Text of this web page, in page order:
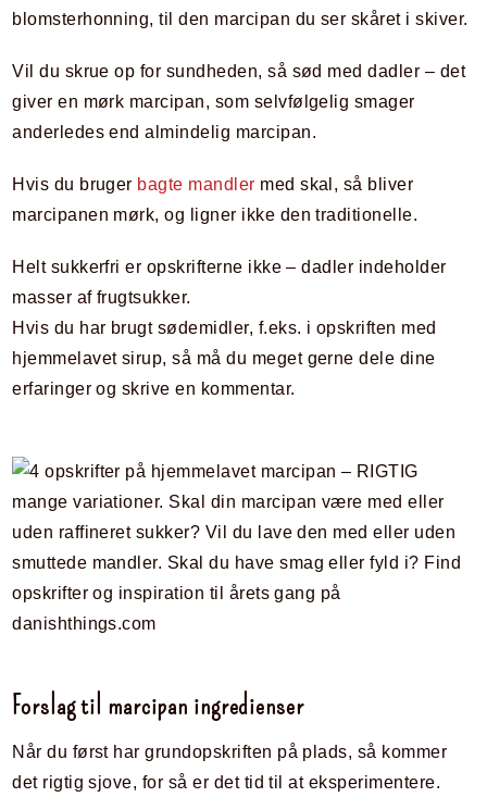
blomsterhonning, til den marcipan du ser skåret i skiver.
Vil du skrue op for sundheden, så sød med dadler – det
giver en mørk marcipan, som selvfølgelig smager
anderledes end almindelig marcipan.
Hvis du bruger bagte mandler med skal, så bliver
marcipanen mørk, og ligner ikke den traditionelle.
Helt sukkerfri er opskrifterne ikke – dadler indeholder
masser af frugtsukker.
Hvis du har brugt sødemidler, f.eks. i opskriften med
hjemmelavet sirup, så må du meget gerne dele dine
erfaringer og skrive en kommentar.
Forslag til marcipan ingredienser
Når du først har grundopskriften på plads, så kommer
det rigtig sjove, for så er det tid til at eksperimentere.